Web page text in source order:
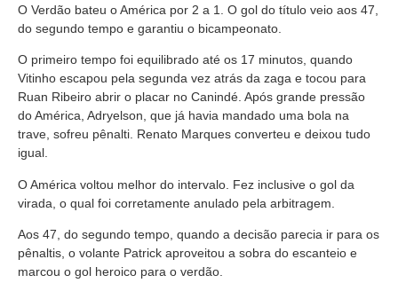
O Verdão bateu o América por 2 a 1. O gol do título veio aos 47,
do segundo tempo e garantiu o bicampeonato.
O primeiro tempo foi equilibrado até os 17 minutos, quando
Vitinho escapou pela segunda vez atrás da zaga e tocou para
Ruan Ribeiro abrir o placar no Canindé. Após grande pressão
do América, Adryelson, que já havia mandado uma bola na
trave, sofreu pênalti. Renato Marques converteu e deixou tudo
igual.
O América voltou melhor do intervalo. Fez inclusive o gol da
virada, o qual foi corretamente anulado pela arbitragem.
Aos 47, do segundo tempo, quando a decisão parecia ir para os
pênaltis, o volante Patrick aproveitou a sobra do escanteio e
marcou o gol heroico para o verdão.